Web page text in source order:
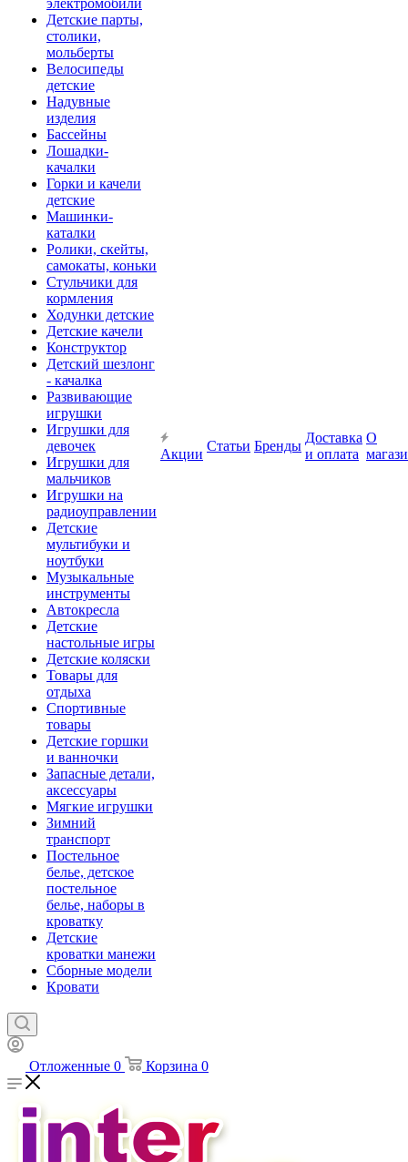
электромобили
Детские парты,
столики,
мольберты
Велосипеды
детские
Надувные
изделия
Бассейны
Лошадки-
качалки
Горки и качели
детские
Машинки-
каталки
Ролики, скейты,
самокаты, коньки
Стульчики для
кормления
Ходунки детские
Детские качели
Конструктор
Детский шезлонг
- качалка
Развивающие
игрушки
Игрушки для
девочек
Игрушки для
мальчиков
Игрушки на
радиоуправлении
Детские
мультибуки и
ноутбуки
Музыкальные
инструменты
Автокресла
Детские
настольные игры
Детские коляски
Товары для
отдыха
Спортивные
товары
Детские горшки
и ванночки
Запасные детали,
аксессуары
Мягкие игрушки
Зимний
транспорт
Постельное
белье, детское
постельное
белье, наборы в
кроватку
Детские
кроватки манежи
Сборные модели
Кровати
Акции
Статьи Бренды
Доставка
и оплата
О
Отложенные 0 Корзина 0